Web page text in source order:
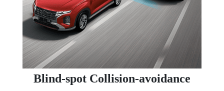
Blind-spot Collision-avoidance